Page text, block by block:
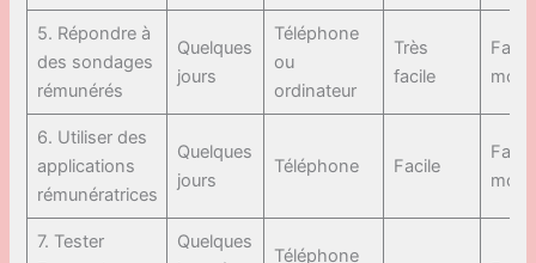
5. Répondre à
des sondages
rémunérés
Quelques
jours
Téléphone
ou
ordinateur
Très
facile
6. Utiliser des
applications
rémunératrices
Quelques
jours
Téléphone Facile
7. Tester
Quelques
Téléphone